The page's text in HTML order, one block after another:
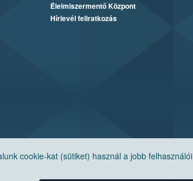
cookie-kat (sütiket) használ a jobb felhasználói
Élelmiszermentő Központ
Hírlevél feliratkozás